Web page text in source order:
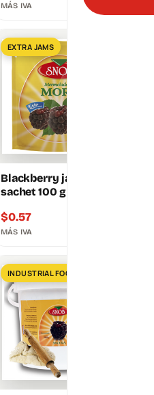
MÁS IVA
EXTRA JAMS
Blackberry jam
sachet 100 g
$0.57
MÁS IVA